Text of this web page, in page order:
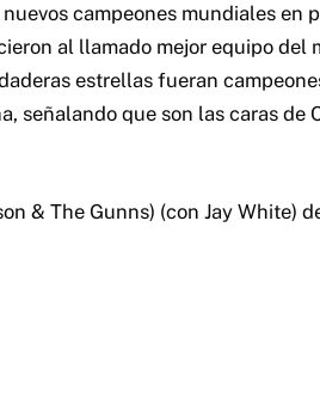
campeones mundiales en
al llamado mejor equipo del
estrellas fueran
señalando que son las caras de
& The Gunns) (con Jay White)